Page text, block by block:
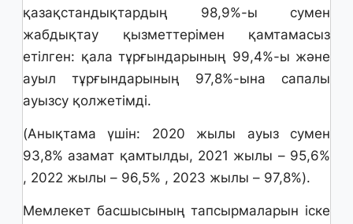
қазақстандықтардың 98,9%-ы сумен
жабдықтау қызметтерімен қамтамасыз
етілген: қала тұрғындарының 99,4%-ы және
ауыл тұрғындарының 97,8%-ына сапалы
ауызсу қолжетімді.
(Анықтама үшін: 2020 жылы ауыз сумен
93,8% азамат қамтылды, 2021 жылы – 95,6%
, 2022 жылы – 96,5% , 2023 жылы – 97,8%).
Мемлекет басшысының тапсырмаларын іске